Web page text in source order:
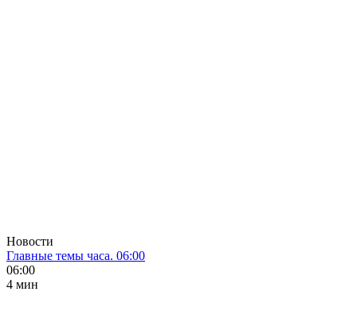
Новости
Главные темы часа. 06:00
06:00
4 мин